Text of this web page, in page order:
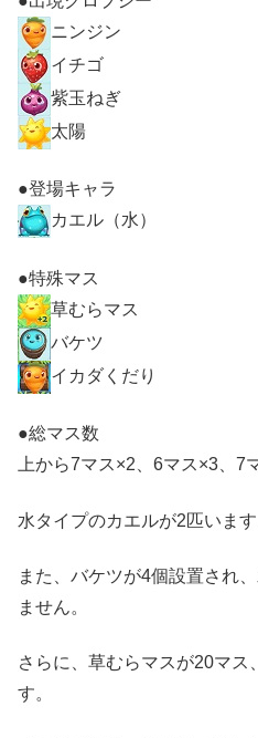
ニンジン
イチゴ
紫玉ねぎ
太陽
●登場キャラ
カエル（水）
●特殊マス
草むらマス
バケツ
イカダくだり
●総マス数
上から7マス×2、6マス×3、7
水タイプのカエルが2匹います
また、バケツが4個設置され
ません。
さらに、草むらマスが20マ
す。